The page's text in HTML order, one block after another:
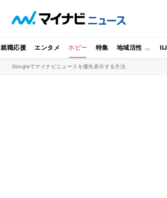
就職応援 エンタメ ホビー 特集 地域活性 IIJ
Googleでマイナビニュースを優先表示する方法